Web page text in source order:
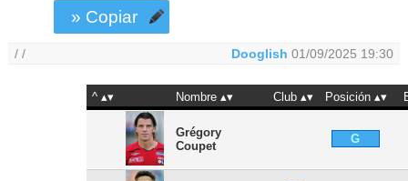
» Copiar
/ / Dooglish 01/09/2025 19:30
^ Nombre Club Posición
Grégory
Coupet
G